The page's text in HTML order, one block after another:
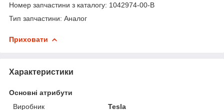
Номер запчастини з каталогу: 1042974-00-B
Тип запчастини: Аналог
Приховати
Характеристики
Основні атрибути
Виробник
Tesla